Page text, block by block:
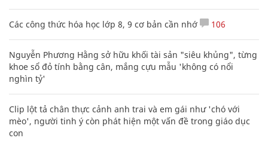
Các công thức hóa học lớp 8, 9 cơ bản cần nhớ 106
Nguyễn Phương Hằng sở hữu khối tài sản "siêu khủng", từng
khoe sổ đỏ tính bằng cân, mắng cựu mẫu 'không có nổi
nghìn tỷ'
Clip lột tả chân thực cảnh anh trai và em gái như 'chó với
mèo', người tinh ý còn phát hiện một vấn đề trong giáo dục
con